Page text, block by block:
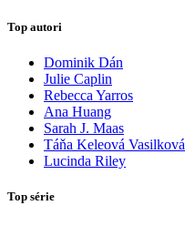
Top autori
Dominik Dán
Julie Caplin
Rebecca Yarros
Ana Huang
Sarah J. Maas
Táňa Keleová Vasilková
Lucinda Riley
Top série